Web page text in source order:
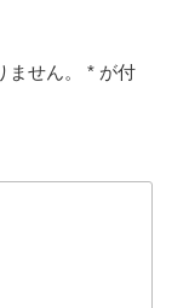
せん。 * が付